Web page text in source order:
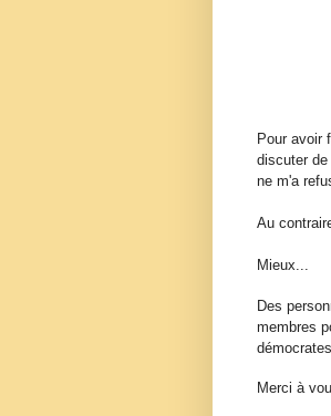
Pour avoir
discuter
ne m'a
Au
Mieux...
Des
membres
Merci à